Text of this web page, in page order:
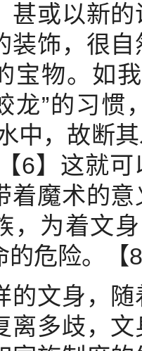
甚或以新
装饰，很
宝物。如
龙”的习惯
中，故断
6】这就
着魔术的
，为着文
的危险。【
文身，随
离多歧，